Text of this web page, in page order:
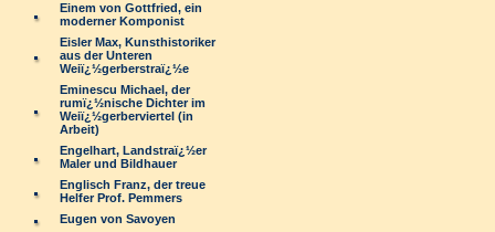
Einem von Gottfried, ein
moderner Komponist
Eisler Max, Kunsthistoriker
aus der Unteren
Weiï¿½gerberstraï¿½e
Eminescu Michael, der
rumï¿½nische Dichter im
Weiï¿½gerberviertel (in
Arbeit)
Engelhart, Landstraï¿½er
Maler und Bildhauer
Englisch Franz, der treue
Helfer Prof. Pemmers
Eugen von Savoyen